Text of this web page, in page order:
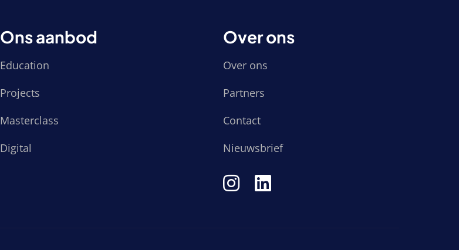
Ons aanbod
Education
Projects
Masterclass
Digital
Over ons
Over ons
Partners
Contact
Nieuwsbrief